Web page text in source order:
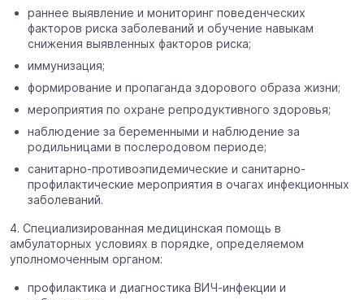
раннее выявление и мониторинг поведенческих
факторов риска заболеваний и обучение навыкам
снижения выявленных факторов риска;
иммунизация;
формирование и пропаганда здорового образа жизни;
мероприятия по охране репродуктивного здоровья;
наблюдение за беременными и наблюдение за
родильницами в послеродовом периоде;
санитарно-противоэпидемические и санитарно-
профилактические мероприятия в очагах инфекционных
заболеваний.
4. Специализированная медицинская помощь в
амбулаторных условиях в порядке, определяемом
уполномоченным органом:
профилактика и диагностика ВИЧ-инфекции и